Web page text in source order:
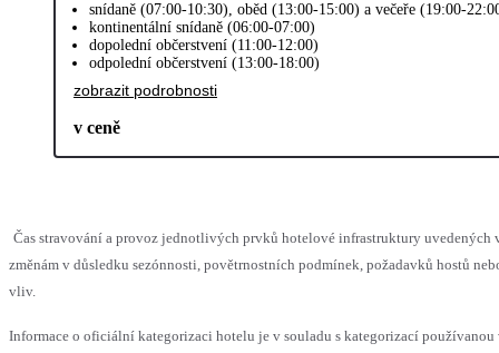
snídaně (07:00-10:30), oběd (13:00-15:00) a večeře (19:00-
kontinentální snídaně (06:00-07:00)
dopolední občerstvení (11:00-12:00)
odpolední občerstvení (13:00-18:00)
zobrazit podrobnosti
v ceně
Čas stravování a provoz jednotlivých prvků hotelové infrastruktury uvedených
změnám v důsledku sezónnosti, povětrnostních podmínek, požadavků hostů
vliv.
Informace o oficiální kategorizaci hotelu je v souladu s kategorizací používanou